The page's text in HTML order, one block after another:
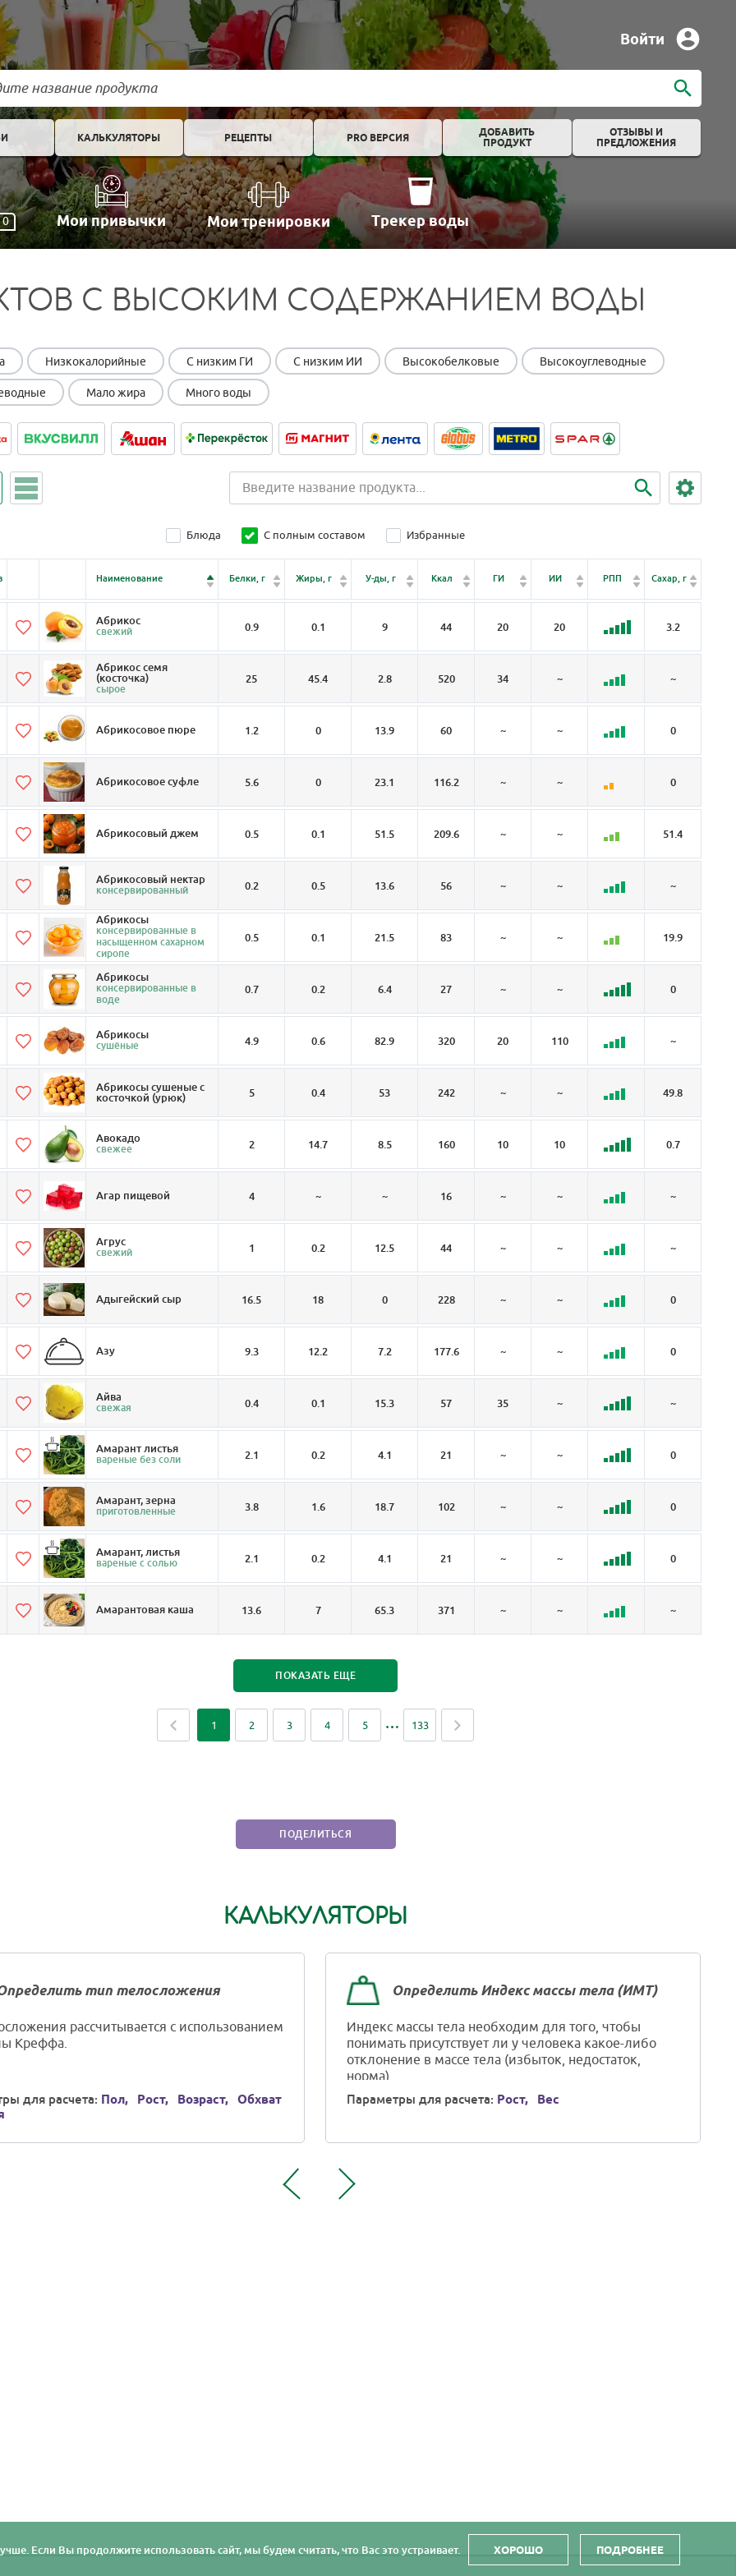
Войти
КАЛЬКУЛЯТОРЫ РЕЦЕПТЫ PRO ВЕРСИЯ
ДОБАВИТЬ
ПРОДУКТ
ОТЗЫВЫ И
ПРЕДЛОЖЕНИЯ
0 Мои привычки Мои тренировки Трекер воды
С ВЫСОКИМ СОДЕРЖАНИЕМ ВОДЫ
Низкокалорийные С низким ГИ С низким ИИ Высокобелковые Высокоуглеводные
Мало жира Много воды
Блюда С полным составом Избранные
Наименование Белки, г Жиры, г У-ды, г Ккал ГИ ИИ РПП Сахар, г
Абрикос
свежий 0.9 0.1 9 44 20 20 3.2
Абрикос семя
(косточка)
сырое
25 45.4 2.8 520 34 ~ ~
Абрикосовое пюре 1.2 0 13.9 60 ~ ~ 0
Абрикосовое суфле 5.6 0 23.1 116.2 ~ ~ 0
Абрикосовый джем 0.5 0.1 51.5 209.6 ~ ~ 51.4
Абрикосовый нектар
консервированный 0.2 0.5 13.6 56 ~ ~ ~
Абрикосы
консервированные в
насыщенном сахарном
сиропе
0.5 0.1 21.5 83 ~ ~ 19.9
Абрикосы
консервированные в
воде
0.7 0.2 6.4 27 ~ ~ 0
Абрикосы
сушёные 4.9 0.6 82.9 320 20 110 ~
Абрикосы сушеные с
косточкой (урюк) 5 0.4 53 242 ~ ~ 49.8
Авокадо
свежее 2 14.7 8.5 160 10 10 0.7
Агар пищевой 4 ~ ~ 16 ~ ~ ~
Агрус
свежий 1 0.2 12.5 44 ~ ~ ~
Адыгейский сыр 16.5 18 0 228 ~ ~ 0
Азу 9.3 12.2 7.2 177.6 ~ ~ 0
Айва
свежая 0.4 0.1 15.3 57 35 ~ ~
Амарант листья
вареные без соли 2.1 0.2 4.1 21 ~ ~ 0
Амарант, зерна
приготовленные 3.8 1.6 18.7 102 ~ ~ 0
Амарант, листья
вареные с солью 2.1 0.2 4.1 21 ~ ~ 0
Амарантовая каша 13.6 7 65.3 371 ~ ~ ~
ПОКАЗАТЬ ЕЩЕ
1 2 3 4 5 133
ПОДЕЛИТЬСЯ
КАЛЬКУЛЯТОРЫ
тип телосложения
рассчитывается с использованием
Креффа.
для расчета: Пол, Рост, Возраст,
Обхват
Определить Индекс массы тела (ИМТ)
Индекс массы тела необходим для того, чтобы
понимать присутствует ли у человека какое-либо
отклонение в массе тела (избыток, недостаток,
норма).
Параметры для расчета: Рост, Вес
Если Вы продолжите использовать сайт, мы будем считать, что Вас это устраивает. ХОРОШО ПОДРОБНЕЕ